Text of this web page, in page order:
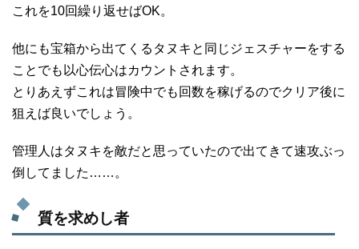
これを10回繰り返せばOK。
他にも宝箱から出てくるタヌキと同じジェスチャーをする
ことでも以心伝心はカウントされます。
とりあえずこれは冒険中でも回数を稼げるのでクリア後に
狙えば良いでしょう。
管理人はタヌキを敵だと思っていたので出てきて速攻ぶっ
倒してました……。
質を求めし者